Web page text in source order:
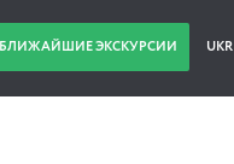
БЛИЖАЙШИЕ ЭКСКУРСИИ UKR